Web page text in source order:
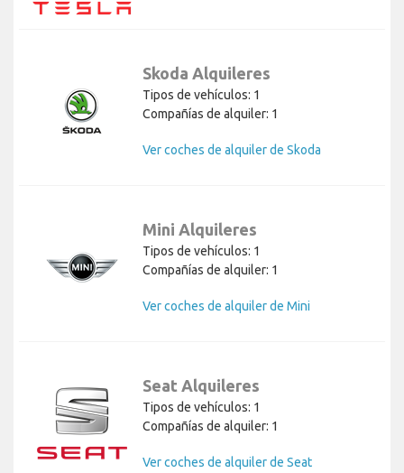
Skoda Alquileres
Tipos de vehículos: 1
Compañías de alquiler: 1
Ver coches de alquiler de Skoda
Mini Alquileres
Tipos de vehículos: 1
Compañías de alquiler: 1
Ver coches de alquiler de Mini
Seat Alquileres
Tipos de vehículos: 1
Compañías de alquiler: 1
Ver coches de alquiler de Seat